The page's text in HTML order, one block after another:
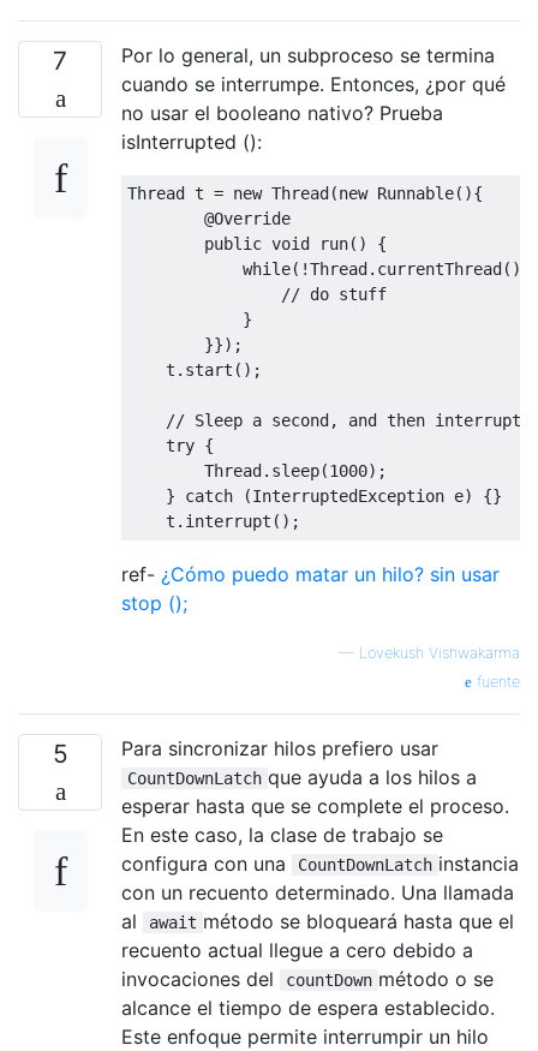
7
Por lo general, un subproceso se termina
cuando se interrumpe. Entonces, ¿por qué
no usar el booleano nativo? Prueba
isInterrupted ():
Thread t = new Thread(new Runnable(){
@Override
public void run()
{
while(!Thread. currentThread().
// do stuff
}
}});
    t
. start ();
// Sleep a second, and then interrupt
try {
Thread. sleep(1000);
}
catch (InterruptedException e)
{}
    t
. interrupt ();
ref- ¿Cómo puedo matar un hilo? sin usar
stop ();
— Lovekush Vishwakarma
fuente
5 Para sincronizar hilos prefiero usar
CountDownLatch que ayuda a los hilos a
esperar hasta que se complete el proceso.
En este caso, la clase de trabajo se
configura con una
CountDownLatch instancia
con un recuento determinado. Una llamada
al
await método se bloqueará hasta que el
recuento actual llegue a cero debido a
invocaciones del
countDown método o se
alcance el tiempo de espera establecido.
Este enfoque permite interrumpir un hilo